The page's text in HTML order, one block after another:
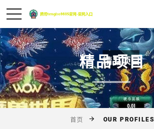
精品项目
首页 OUR PROFILES